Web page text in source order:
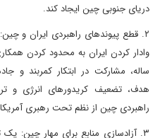
دریای جنوبی چین ایجاد کند.
۲. قطع پیوندهای راهبردی ایران و
ساله، مشارکت در ابتکار کمربند و
هدف، تضعیف کریدورهای انرژی و
راهبردی چین از نظم تحت رهبری آمریکا
۳. آزادسازی منابع برای مهار چین: